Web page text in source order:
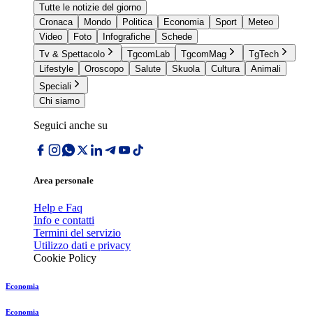
Tutte le notizie del giorno
Cronaca
Mondo Politica Economia Sport
Meteo
Video
Foto Infografiche
Schede
Tv & Spettacolo
TgcomLab TgcomMag
TgTech
Lifestyle
Oroscopo Salute Skuola Cultura
Animali
Speciali
Chi siamo
Seguici anche su
Area personale
Help e Faq
Info e contatti
Termini del servizio
Utilizzo dati e privacy
Cookie Policy
Economia
Economia